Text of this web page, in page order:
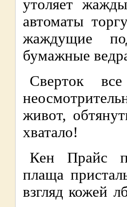
утоляет
автоматы
жаждущие
бумажные
Сверток
живот,
хватало!
Кен Прайс
плаща
взгляд кожей